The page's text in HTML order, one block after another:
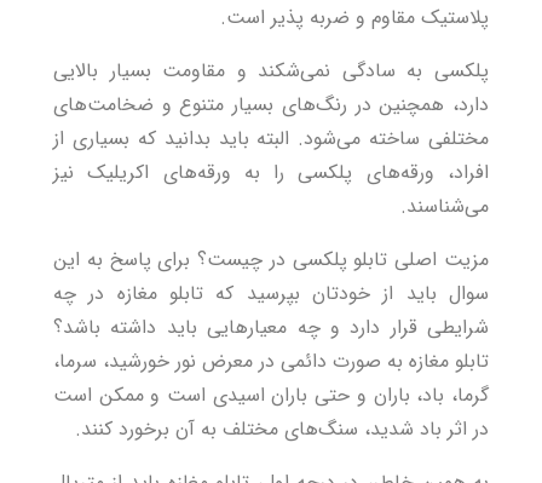
پلاستیک مقاوم و ضربه پذیر است.
پلکسی به سادگی نمی‌شکند و مقاومت بسیار بالایی
دارد، همچنین در رنگ‌های بسیار متنوع و ضخامت‌های
مختلفی ساخته می‌شود. البته باید بدانید که بسیاری از
افراد، ورقه‌های پلکسی را به ورقه‌های اکریلیک نیز
می‌شناسند.
مزیت اصلی تابلو پلکسی در چیست؟ برای پاسخ به این
سوال باید از خودتان بپرسید که تابلو مغازه در چه
شرایطی قرار دارد و چه معیارهایی باید داشته باشد؟
تابلو مغازه به صورت دائمی در معرض نور خورشید، سرما،
گرما، باد، باران و حتی باران اسیدی است و ممکن است
در اثر باد شدید، سنگ‌های مختلف به آن برخورد کنند.